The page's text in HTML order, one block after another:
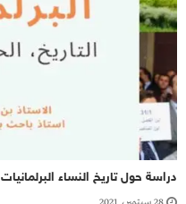
دراسة حول تاريخ النساء البرلمانيات